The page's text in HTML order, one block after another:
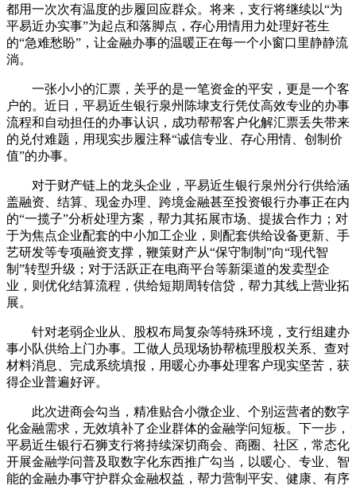
都用一次次有温度的步履回应群众。将来，支行将继续以“为
平易近办实事”为起点和落脚点，存心用情用力处理好苍生
的“急难愁盼”，让金融办事的温暖正在每一个小窗口里静静流
淌。
一张小小的汇票，关乎的是一笔资金的平安，更是一个客
户的。近日，平易近生银行泉州陈埭支行凭仗高效专业的办事
流程和自动担任的办事认识，成功帮帮客户化解汇票丢失带来
的兑付难题，用现实步履注释“诚信专业、存心用情、创制价
值”的办事。
对于财产链上的龙头企业，平易近生银行泉州分行供给涵
盖融资、结算、现金办理、跨境金融甚至投资银行办事正在内
的“一揽子”分析处理方案，帮力其拓展市场、提拔合作力；对
于为焦点企业配套的中小加工企业，则配套供给设备更新、手
艺研发等专项融资支撑，鞭策财产从“保守制制”向“现代智
制”转型升级；对于活跃正在电商平台等新渠道的发卖型企
业，则优化结算流程，供给短期周转信贷，帮力其线上营业拓
展。
针对老弱企业从、股权布局复杂等特殊环境，支行组建办
事小队供给上门办事。工做人员现场协帮梳理股权关系、查对
材料消息、完成系统填报，用暖心办事处理客户现实坚苦，获
得企业普遍好评。
此次进商会勾当，精准贴合小微企业、个别运营者的数字
化金融需求，无效填补了企业群体的金融学问短板。下一步，
平易近生银行石狮支行将持续深切商会、商圈、社区，常态化
开展金融学问普及取数字化东西推广勾当，以暖心、专业、智
能的金融办事守护群众金融权益，帮力营制平安、健康、有序